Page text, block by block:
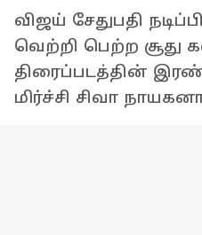
விஜய் சேதுபதி
வெற்றி பெற்ற சூது
திரைப்படத்தின்
மிர்ச்சி சிவா